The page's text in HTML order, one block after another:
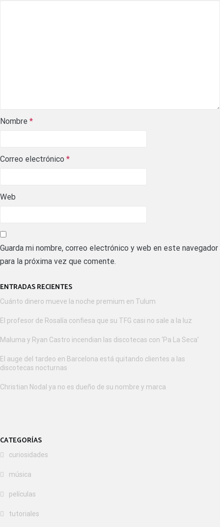
Nombre *
Correo electrónico *
Web
Guarda mi nombre, correo electrónico y web en este navegador
para la próxima vez que comente.
ENTRADAS RECIENTES
Cuánto dinero mueve la noche premium en Tulum
El profesor de Rosalía confiesa que su TFG casi no sale a la luz
Maluma y Ryan Castro incendian las discotecas con ‘Pa La Seca’
El auge del tardeo en Barcelona está quitando clientes a las
discotecas nocturnas
Christian Nodal ya no es dueño de su nombre y marca
CATEGORÍAS
curiosidades
música
películas
tutoriales